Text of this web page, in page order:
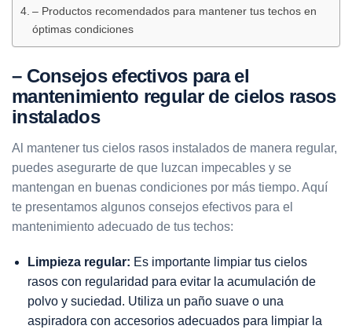
– Productos recomendados para mantener tus techos en
óptimas condiciones
– Consejos efectivos para el
mantenimiento regular de cielos rasos
instalados
Al mantener tus cielos rasos instalados de manera regular,
puedes asegurarte de que luzcan impecables y se
mantengan en buenas condiciones por más tiempo. Aquí
te presentamos algunos consejos efectivos para el
mantenimiento adecuado de tus techos:
Limpieza regular: Es importante limpiar tus cielos
rasos con regularidad para evitar la acumulación de
polvo y suciedad. Utiliza un paño suave o una
aspiradora con accesorios adecuados para limpiar la